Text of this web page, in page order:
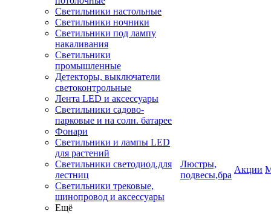
Светильники настольные
Светильники ночники
Светильники под лампу
накаливания
Светильники
промышленные
Детекторы, выключатели
светоконтрольные
Лента LED и аксессуары
Светильники садово-
парковые и на солн. батарее
Фонари
Светильники и лампы LED
для растений
Светильники светодиод.для
лестниц
Светильники трековые,
шинопровод и аксессуары
Ещё
Люстры,
подвесы,бра
Акции